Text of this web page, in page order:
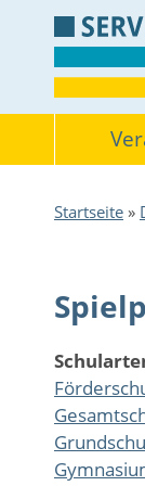
Startseite